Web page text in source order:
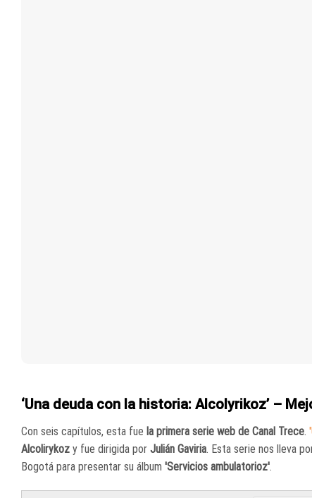
‘Una deuda con la historia: Alcolyrikoz’ –
Con seis capítulos, esta fue la primera serie web de Canal Trece.
Alcolirykoz y fue dirigida por Julián Gaviria. Esta serie nos lleva
Bogotá para presentar su álbum 'Servicios ambulatorioz'.